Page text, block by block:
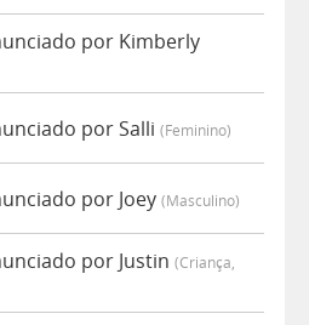
por Kimberly
por Salli (feminino)
por Joey (masculino)
por Justin (criança,